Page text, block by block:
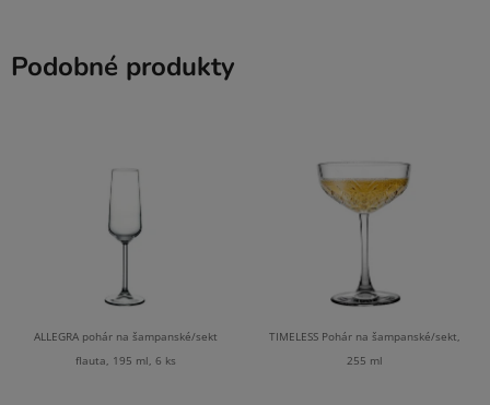
Podobné produkty
ALLEGRA pohár na šampanské/sekt
flauta, 195 ml, 6 ks
TIMELESS Pohár na šampanské/sekt,
255 ml